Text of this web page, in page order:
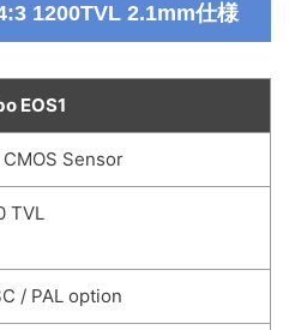
1200TVL 2.1mm仕様
EOS1
Sensor
TVL
/ PAL option